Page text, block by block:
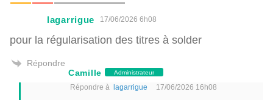
lagarrigue 17/06/2026 6h08
pour la régularisation des titres à solder
Répondre
Camille
Administrateur
Répondre à lagarrigue 17/06/2026 16h08